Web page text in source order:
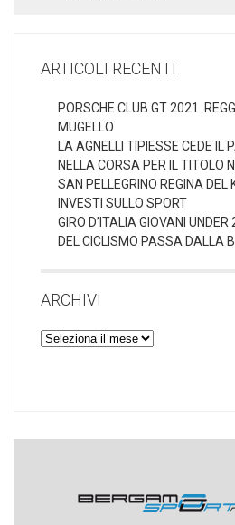
ARTICOLI RECENTI
PORSCHE CLUB GT 2021.
MUGELLO
LA AGNELLI TIPIESSE CEDE IL
NELLA CORSA PER IL TITOLO
SAN PELLEGRINO REGINA DEL
INVESTI SULLO SPORT
GIRO D’ITALIA GIOVANI
DEL CICLISMO PASSA DALLA
ARCHIVI
Archivi